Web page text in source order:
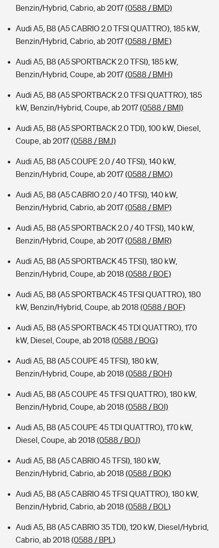
Benzin/Hybrid, Cabrio, ab 2017(0588 / BMD)
Audi A5, B8 (A5 CABRIO 2.0 TFSI QUATTRO), 185 kW,
Benzin/Hybrid, Cabrio, ab 2017(0588 / BME)
Audi A5, B8 (A5 SPORTBACK 2.0 TFSI), 185 kW,
Benzin/Hybrid, Coupe, ab 2017(0588 / BMH)
Audi A5, B8 (A5 SPORTBACK 2.0 TFSI QUATTRO), 185
kW, Benzin/Hybrid, Coupe, ab 2017(0588 / BMI)
Audi A5, B8 (A5 SPORTBACK 2.0 TDI), 100 kW, Diesel,
Coupe, ab 2017(0588 / BMJ)
Audi A5, B8 (A5 COUPE 2.0 / 40 TFSI), 140 kW,
Benzin/Hybrid, Coupe, ab 2017(0588 / BMO)
Audi A5, B8 (A5 CABRIO 2.0 / 40 TFSI), 140 kW,
Benzin/Hybrid, Cabrio, ab 2017(0588 / BMP)
Audi A5, B8 (A5 SPORTBACK 2.0 / 40 TFSI), 140 kW,
Benzin/Hybrid, Coupe, ab 2017(0588 / BMR)
Audi A5, B8 (A5 SPORTBACK 45 TFSI), 180 kW,
Benzin/Hybrid, Coupe, ab 2018 (0588 / BOE)
Audi A5, B8 (A5 SPORTBACK 45 TFSI QUATTRO), 180
kW, Benzin/Hybrid, Coupe, ab 2018 (0588 / BOF)
Audi A5, B8 (A5 SPORTBACK 45 TDI QUATTRO), 170
kW, Diesel, Coupe, ab 2018 (0588 / BOG)
Audi A5, B8 (A5 COUPE 45 TFSI), 180 kW,
Benzin/Hybrid, Coupe, ab 2018 (0588 / BOH)
Audi A5, B8 (A5 COUPE 45 TFSI QUATTRO), 180 kW,
Benzin/Hybrid, Coupe, ab 2018 (0588 / BOI)
Audi A5, B8 (A5 COUPE 45 TDI QUATTRO), 170 kW,
Diesel, Coupe, ab 2018 (0588 / BOJ)
Audi A5, B8 (A5 CABRIO 45 TFSI), 180 kW,
Benzin/Hybrid, Cabrio, ab 2018 (0588 / BOK)
Audi A5, B8 (A5 CABRIO 45 TFSI QUATTRO), 180 kW,
Benzin/Hybrid, Cabrio, ab 2018 (0588 / BOL)
Audi A5, B8 (A5 CABRIO 35 TDI), 120 kW, Diesel/Hybrid,
Cabrio, ab 2018 (0588 / BPL)